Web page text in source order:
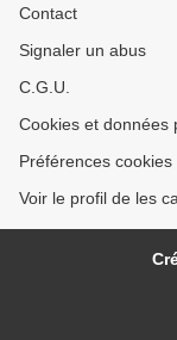
Contact
Signaler un abus
C.G.U.
Cookies et données
Préférences cookies
Voir le profil de les